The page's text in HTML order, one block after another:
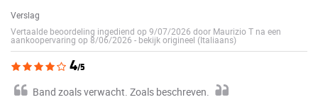
Verslag
Vertaalde beoordeling ingediend op 9/07/2026 door Maurizio T na een
aankoopervaring op 8/06/2026 - bekijk origineel (Italiaans)
4/5
Band zoals verwacht. Zoals beschreven.